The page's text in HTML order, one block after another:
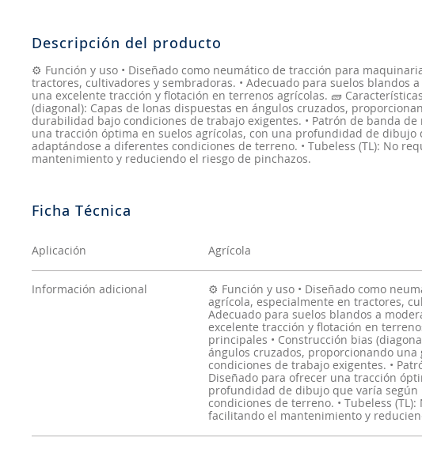
Descripción del producto
⚙️ Función y uso • Diseñado como neumático de tracción para
tractores, cultivadores y sembradoras. • Adecuado para suelos blandos
una excelente tracción y flotación en terrenos agrícolas. 🧱
(diagonal): Capas de lonas dispuestas en ángulos cruzados,
durabilidad bajo condiciones de trabajo exigentes. • Patrón de banda
una tracción óptima en suelos agrícolas, con una profundidad de dibujo
adaptándose a diferentes condiciones de terreno. • Tubeless (TL): No
mantenimiento y reduciendo el riesgo de pinchazos.
Aplicación Agrícola
Información adicional
⚙️ Función y uso • Diseñado como
agrícola, especialmente en tractores,
Adecuado para suelos blandos a
excelente tracción y flotación en
principales • Construcción bias
ángulos cruzados, proporcionando
condiciones de trabajo exigentes. •
Diseñado para ofrecer una tracción
profundidad de dibujo que varía
condiciones de terreno. • Tubeless
facilitando el mantenimiento y